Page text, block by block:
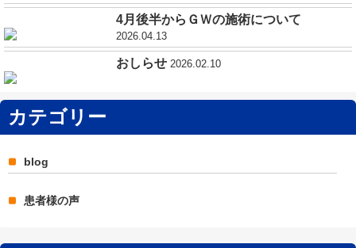
4月後半からＧＷの施術について
2026.04.13
おしらせ 2026.02.10
カテゴリー
blog
患者様の声